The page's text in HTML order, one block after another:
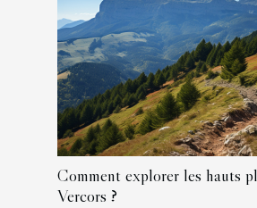
Comment explorer les hauts
Vercors ?